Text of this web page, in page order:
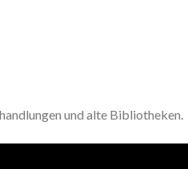
und alte Bibliotheken.